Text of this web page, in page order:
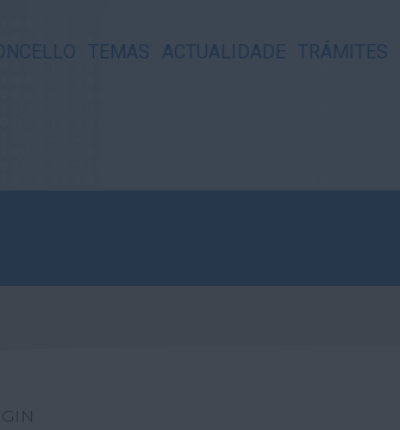
TEMAS ACTUALIDADE TRÁMITES